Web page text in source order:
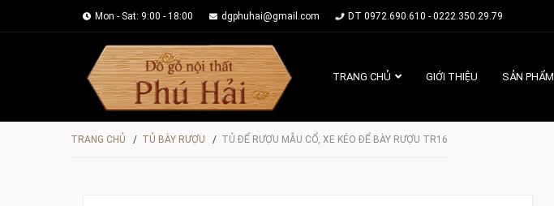
Mon - Sat: 9:00 - 18:00 dgphuhai@gmail.com DT 0972.690.610 - 0222.350.29.79
TRANG CHỦ GIỚI THIỆU SẢN PHẨM
TRANG CHỦ / TỦ BÀY RƯỢU / TỦ ĐỂ RƯỢU MẪU CỔ, XE KÉO ĐỂ BÀY RƯỢU TR16